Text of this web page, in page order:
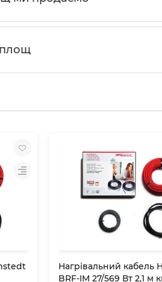
площ
Нагрівальний кабель
BRF-IM 27/569 Вт 2,1 м